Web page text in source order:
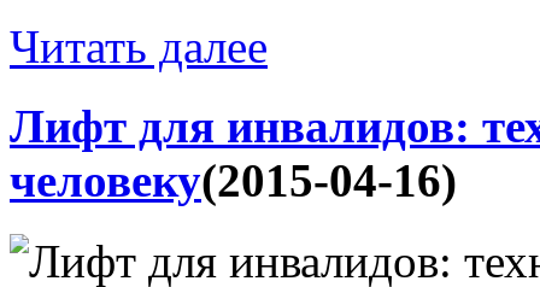
Читать далее
Лифт для инвалидов:
человеку(2015-04-16)